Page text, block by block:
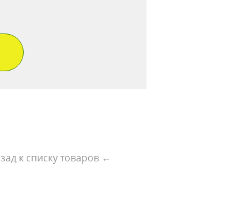
к списку товаров ←